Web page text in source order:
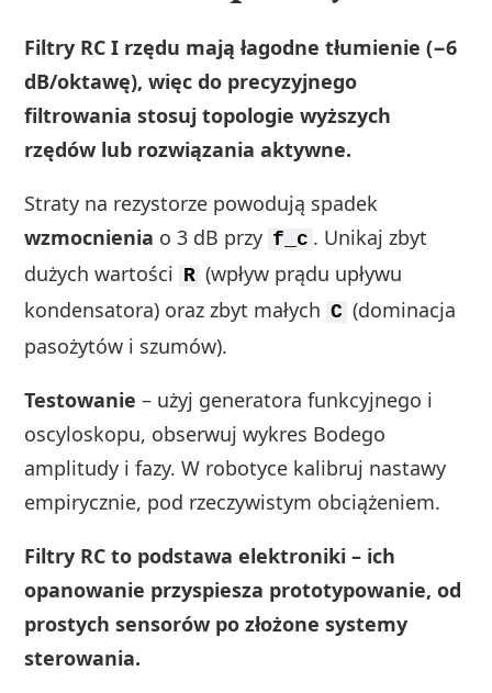
Filtry RC I rzędu mają łagodne tłumienie (−6
dB/oktawę), więc do precyzyjnego
filtrowania stosuj topologie wyższych
rzędów lub rozwiązania aktywne.
Straty na rezystorze powodują spadek
wzmocnienia o 3 dB przy f_c . Unikaj zbyt
dużych wartości R (wpływ prądu upływu
kondensatora) oraz zbyt małych C (dominacja
pasożytów i szumów).
Testowanie – użyj generatora funkcyjnego i
oscyloskopu, obserwuj wykres Bodego
amplitudy i fazy. W robotyce kalibruj nastawy
empirycznie, pod rzeczywistym obciążeniem.
Filtry RC to podstawa elektroniki – ich
opanowanie przyspiesza prototypowanie, od
prostych sensorów po złożone systemy
sterowania.